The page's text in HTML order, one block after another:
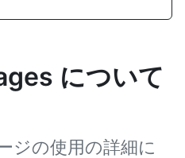
について
ジの使用の詳細に